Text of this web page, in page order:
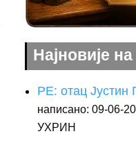
Најновије
РЕ: отац Јустин
написано: 09-06-
УХРИН